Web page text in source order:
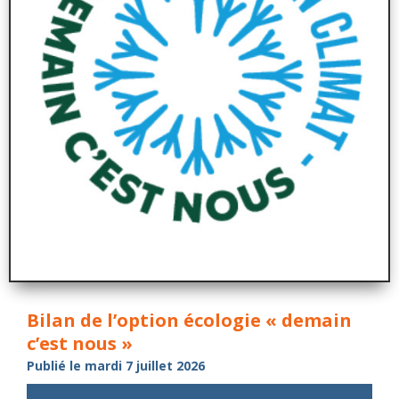
Bilan de l’option écologie « demain
c’est nous »
Publié le mardi 7 juillet 2026